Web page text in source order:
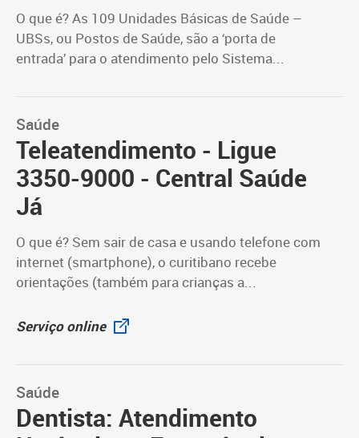
O que é? As 109 Unidades Básicas de Saúde –
UBSs, ou Postos de Saúde, são a ‘porta de
entrada’ para o atendimento pelo Sistema...
Saúde
Teleatendimento - Ligue
3350-9000 - Central Saúde
Já
O que é? Sem sair de casa e usando telefone com
internet (smartphone), o curitibano recebe
orientações (também para crianças a...
Serviço online
Saúde
Dentista: Atendimento